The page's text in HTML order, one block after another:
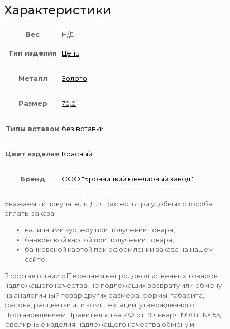
Характеристики
Вес Н/Д
Тип изделия Цепь
Металл Золото
Размер 70,0
Типы вставок без вставки
Цвет изделия Красный
Бренд ООО "Бронницкий ювелирный завод"
Уважаемый покупатель! Для Вас есть три удобных способа
оплаты заказа:
наличными курьеру при получении товара;
банковской картой при получении товара;
банковской картой при оформлении заказа на нашем
сайте.
В соответствии с Перечнем непродовольственных товаров
надлежащего качества, не подлежащих возврату или обмену
на аналогичный товар других размера, формы, габарита,
фасона, расцветки или комплектации, утвержденного
Постановлением Правительства РФ от 19 января 1998 г. № 55,
ювелирные изделия надлежащего качества обмену и